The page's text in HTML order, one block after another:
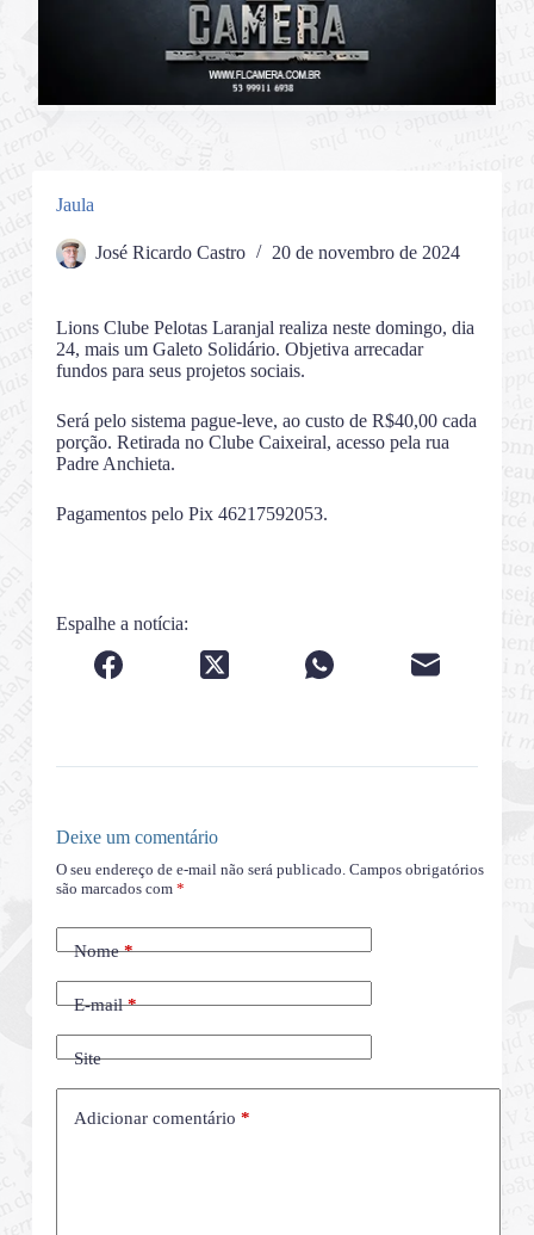
Jaula
José Ricardo Castro 20 de novembro de 2024
Lions Clube Pelotas Laranjal realiza neste domingo, dia
24, mais um Galeto Solidário. Objetiva arrecadar
fundos para seus projetos sociais.
Será pelo sistema pague-leve, ao custo de R$40,00 cada
porção. Retirada no Clube Caixeiral, acesso pela rua
Padre Anchieta.
Pagamentos pelo Pix 46217592053.
Espalhe a notícia:
Deixe um comentário
O seu endereço de e-mail não será publicado. Campos obrigatórios
são marcados com *
Nome*
E-mail*
Site
Adicionar comentário *